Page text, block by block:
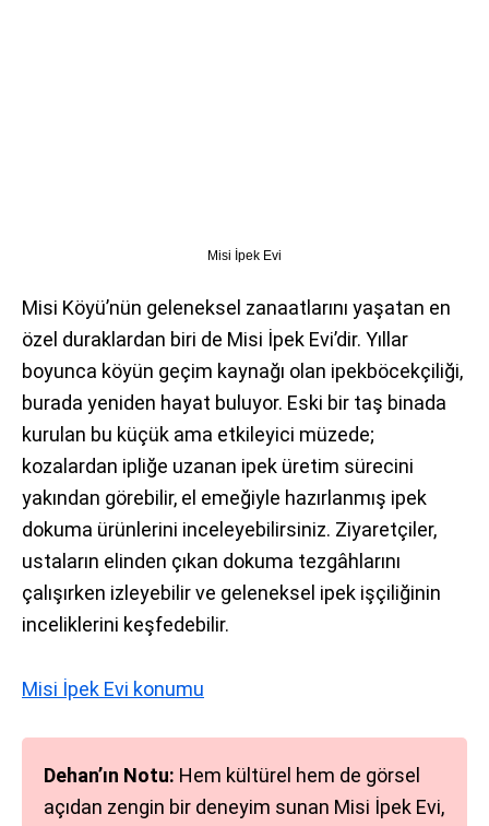
Misi İpek Evi
Misi Köyü’nün geleneksel zanaatlarını yaşatan en
özel duraklardan biri de Misi İpek Evi’dir. Yıllar
boyunca köyün geçim kaynağı olan ipekböcekçiliği,
burada yeniden hayat buluyor. Eski bir taş binada
kurulan bu küçük ama etkileyici müzede;
kozalardan ipliğe uzanan ipek üretim sürecini
yakından görebilir, el emeğiyle hazırlanmış ipek
dokuma ürünlerini inceleyebilirsiniz. Ziyaretçiler,
ustaların elinden çıkan dokuma tezgâhlarını
çalışırken izleyebilir ve geleneksel ipek işçiliğinin
inceliklerini keşfedebilir.
Misi İpek Evi konumu
Dehan’ın Notu: Hem kültürel hem de görsel
açıdan zengin bir deneyim sunan Misi İpek Evi,